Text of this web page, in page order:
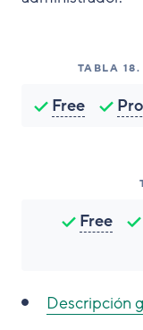
TABLA 18.
Free
Free
Descripción